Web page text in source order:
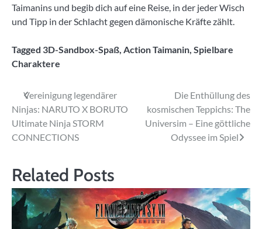
Taimanins und begib dich auf eine Reise, in der jeder Wisch
und Tipp in der Schlacht gegen dämonische Kräfte zählt.
Tagged 3D-Sandbox-Spaß, Action Taimanin, Spielbare
Charaktere
Beitragsnavigation
Vereinigung legendärer
Ninjas: NARUTO X BORUTO
Ultimate Ninja STORM
CONNECTIONS
Die Enthüllung des
kosmischen Teppichs: The
Universim – Eine göttliche
Odyssee im Spiel
Related Posts